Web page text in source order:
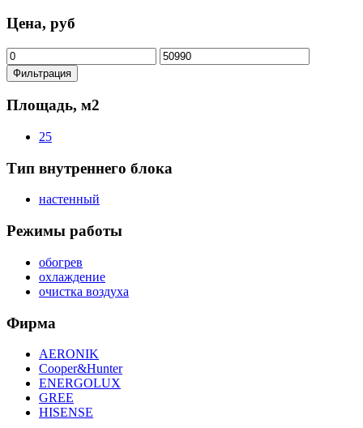
Цена, руб
Минимальная
цена
Максимальная
цена
Фильтрация
Площадь, м2
25
Тип внутреннего блока
настенный
Режимы работы
обогрев
охлаждение
очистка воздуха
Фирма
AERONIK
Cooper&Hunter
ENERGOLUX
GREE
HISENSE